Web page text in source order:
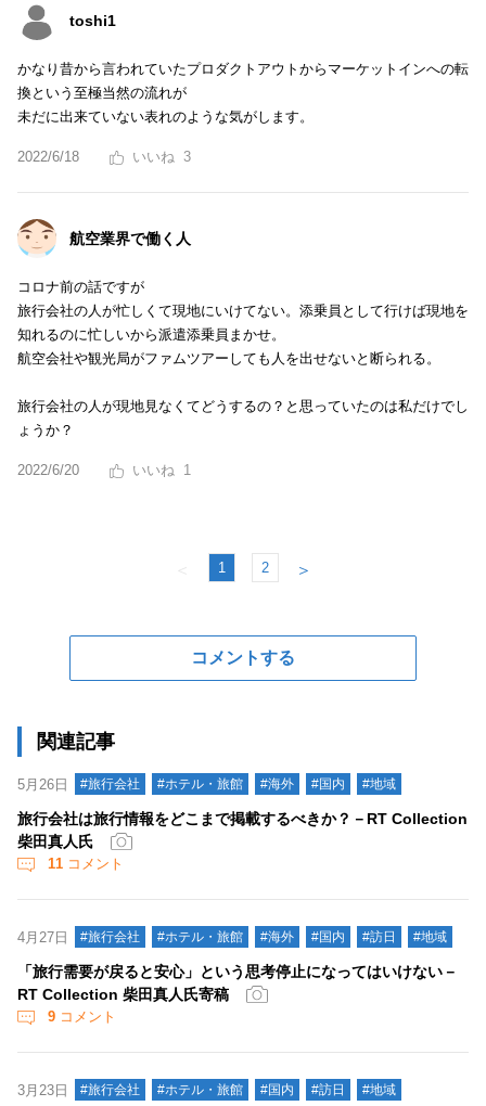
toshi1
かなり昔から言われていたプロダクトアウトからマーケットインへの転
換という至極当然の流れが
未だに出来ていない表れのような気がします。
2022/6/18 3
航空業界で働く人
コロナ前の話ですが
旅行会社の人が忙しくて現地にいけてない。添乗員として行けば現地を
知れるのに忙しいから派遣添乗員まかせ。
航空会社や観光局がファムツアーしても人を出せないと断られる。
旅行会社の人が現地見なくてどうするの？と思っていたのは私だけでし
ょうか？
2022/6/20 1
＜ 1 2 ＞
コメントする
関連記事
5月26日 #旅行会社 #ホテル・旅館 #海外 #国内 #地域
旅行会社は旅行情報をどこまで掲載するべきか？－RT Collection
柴田真人氏
11 コメント
4月27日 #旅行会社 #ホテル・旅館 #海外 #国内 #訪日 #地域
「旅行需要が戻ると安心」という思考停止になってはいけない－
RT Collection 柴田真人氏寄稿
9 コメント
3月23日 #旅行会社 #ホテル・旅館 #国内 #訪日 #地域